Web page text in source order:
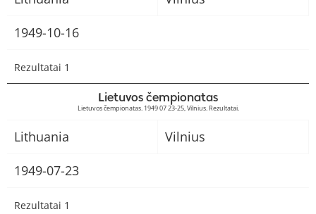
1949-10-16
Rezultatai 1
Lietuvos čempionatas
Lietuvos čempionatas. 1949 07 23-25, Vilnius. Rezultatai.
Lithuania
Vilnius
1949-07-23
Rezultatai 1